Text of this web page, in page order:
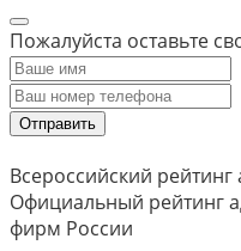
Пожалуйста оставьте
Отправить
Всероссийский рейтинг
Официальный рейтинг
фирм России